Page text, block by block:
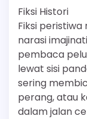
Fiksi Histori
Fiksi
narasi
pembaca
lewat sisi
sering
perang, atau
dalam jalan